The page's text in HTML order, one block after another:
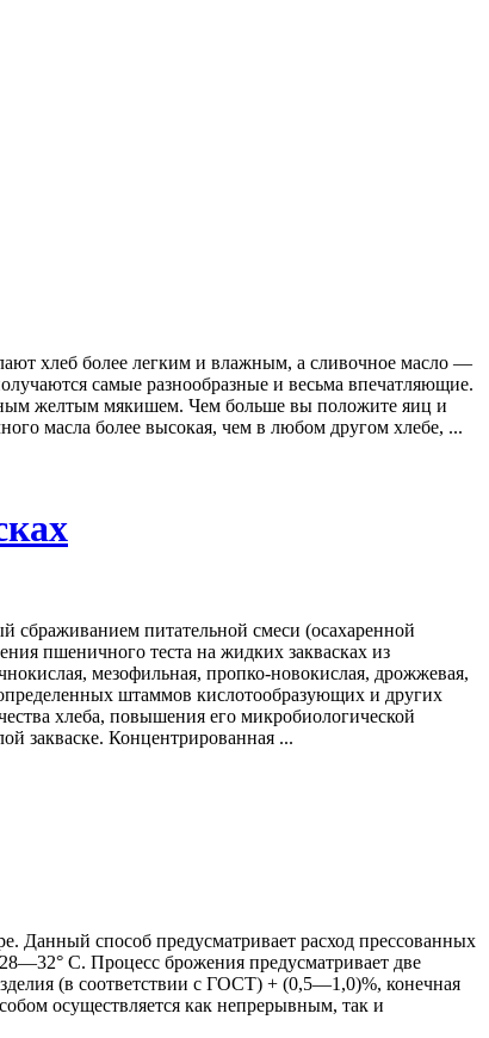
хлеб более легким и влажным, а сливочное масло —
самые разнообразные и весьма впечатляющие.
желтым мякишем. Чем больше вы положите яиц и
масла более высокая, чем в любом другом хлебе, ...
сбраживанием питательной смеси (осахаренной
пшеничного теста на жидких заквасках из
мезофильная, пропко-новокислая, дрожжевая,
штаммов кислотообразующих и других
хлеба, повышения его микробиологической
закваске. Концентрированная ...
Данный способ предусматривает расход прессованных
С. Процесс брожения предусматривает две
(в соответствии с ГОСТ) + (0,5—1,0)%, конечная
осуществляется как непрерывным, так и